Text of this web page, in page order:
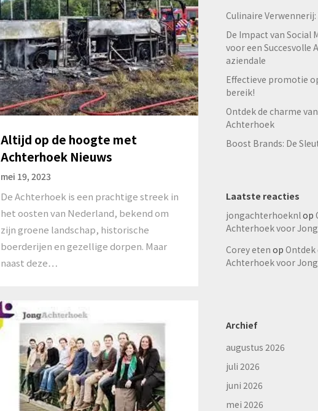
Altijd op de hoogte met
Achterhoek Nieuws
mei 19, 2023
De Achterhoek is een prachtige streek in
het oosten van Nederland, bekend om
zijn groene landschap, historische
boerderijen en gezellige dorpen. Maar
naast deze…
Culinaire
De Impact van Social
voor een Succesvolle
aziendale
Effectieve promotie
bereik!
Ontdek de charme
Achterhoek
Boost Brands: De
Laatste reacties
jongachterhoeknlop
Achterhoek voor Jong
Corey eten op Ontdek
Achterhoek voor Jong
Archief
augustus 2026
juli 2026
juni 2026
mei 2026